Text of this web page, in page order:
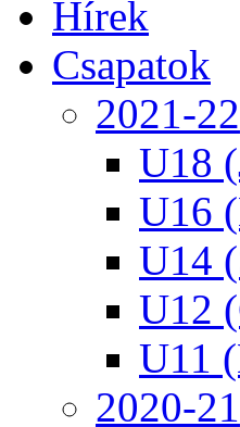
Hírek
Csapatok
2021-22
U18
U16
U14
U12
U11
2020-21